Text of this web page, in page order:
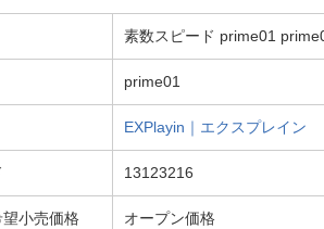
素数スピード prime01
prime01
EXPlayin｜エクスプレイン
13123216
望小売価格 オープン価格